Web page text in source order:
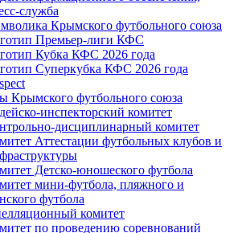
служба
Крымского футбольного союза
Премьер-лиги КФС
Кубка КФС 2026 года
Суперкубка КФС 2026 года
Крымского футбольного союза
инспекторский комитет
дисциплинарный комитет
Аттестации футбольных клубов и
Детско-юношеского футбола
мини-футбола, пляжного и
футбола
комитет
по проведению соревнований